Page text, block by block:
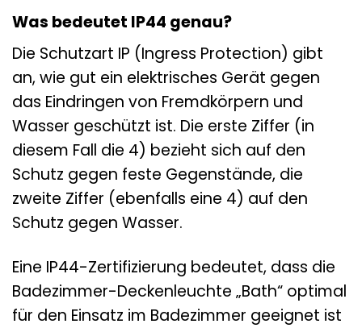
Was bedeutet IP44 genau?
Die Schutzart IP (Ingress Protection) gibt
an, wie gut ein elektrisches Gerät gegen
das Eindringen von Fremdkörpern und
Wasser geschützt ist. Die erste Ziffer (in
diesem Fall die 4) bezieht sich auf den
Schutz gegen feste Gegenstände, die
zweite Ziffer (ebenfalls eine 4) auf den
Schutz gegen Wasser.
Eine IP44-Zertifizierung bedeutet, dass die
Badezimmer-Deckenleuchte „Bath“ optimal
für den Einsatz im Badezimmer geeignet ist